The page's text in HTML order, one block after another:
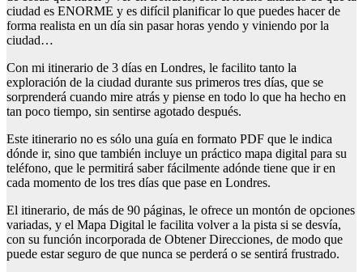
ciudad es ENORME y es difícil planificar lo que puedes hacer de
forma realista en un día sin pasar horas yendo y viniendo por la
ciudad…
Con mi itinerario de 3 días en Londres, le facilito tanto la
exploración de la ciudad durante sus primeros tres días, que se
sorprenderá cuando mire atrás y piense en todo lo que ha hecho en
tan poco tiempo, sin sentirse agotado después.
Este itinerario no es sólo una guía en formato PDF que le indica
dónde ir, sino que también incluye un práctico mapa digital para su
teléfono, que le permitirá saber fácilmente adónde tiene que ir en
cada momento de los tres días que pase en Londres.
El itinerario, de más de 90 páginas, le ofrece un montón de opciones
variadas, y el Mapa Digital le facilita volver a la pista si se desvía,
con su función incorporada de Obtener Direcciones, de modo que
puede estar seguro de que nunca se perderá o se sentirá frustrado.